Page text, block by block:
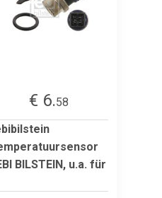
€ 6.58
BILSTEIN, u.a. für